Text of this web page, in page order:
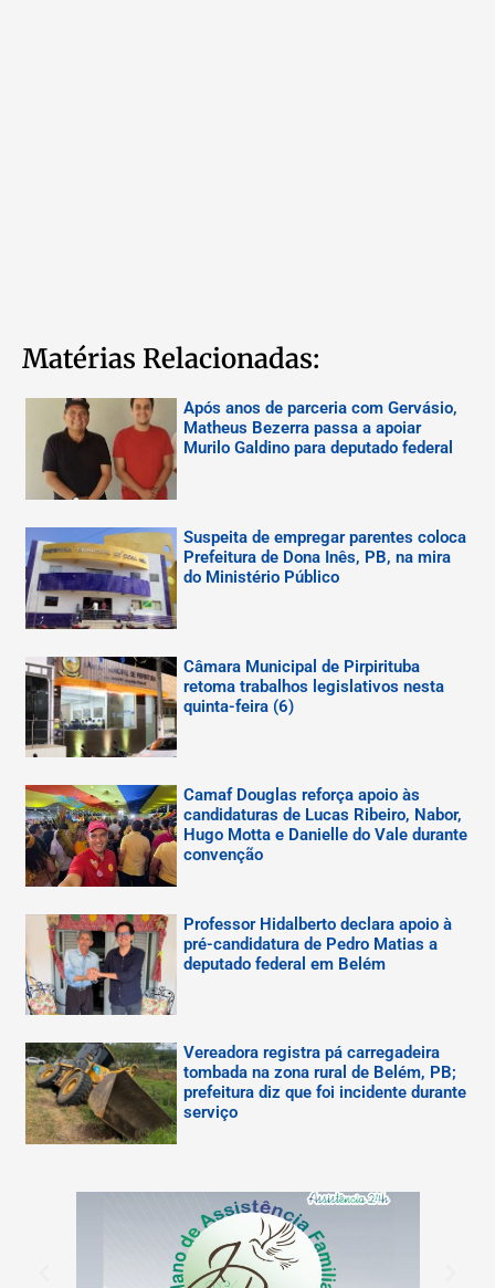
Matérias Relacionadas:
Após anos de parceria com Gervásio,
Matheus Bezerra passa a apoiar
Murilo Galdino para deputado federal
Suspeita de empregar parentes coloca
Prefeitura de Dona Inês, PB, na mira
do Ministério Público
Câmara Municipal de Pirpirituba
retoma trabalhos legislativos nesta
quinta-feira (6)
Camaf Douglas reforça apoio às
candidaturas de Lucas Ribeiro, Nabor,
Hugo Motta e Danielle do Vale durante
convenção
Professor Hidalberto declara apoio à
pré-candidatura de Pedro Matias a
deputado federal em Belém
Vereadora registra pá carregadeira
tombada na zona rural de Belém, PB;
prefeitura diz que foi incidente durante
serviço